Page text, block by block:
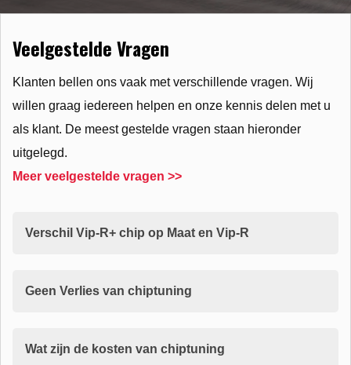
Veelgestelde Vragen
Klanten bellen ons vaak met verschillende vragen. Wij
willen graag iedereen helpen en onze kennis delen met u
als klant. De meest gestelde vragen staan hieronder
uitgelegd.
Meer veelgestelde vragen >>
Verschil Vip-R+ chip op Maat en Vip-R
Geen Verlies van chiptuning
Wat zijn de kosten van chiptuning